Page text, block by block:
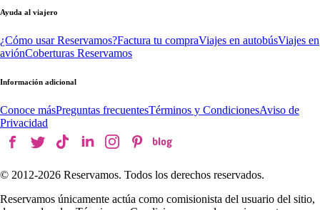
Ayuda al viajero
¿Cómo usar Reservamos?Factura tu compraViajes en autobúsViajes en
aviónCoberturas Reservamos
Información adicional
Conoce másPreguntas frecuentesTérminos y CondicionesAviso de
Privacidad
© 2012-2026 Reservamos. Todos los derechos reservados.
Reservamos únicamente actúa como comisionista del usuario del sitio,